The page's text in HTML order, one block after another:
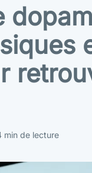
min de lecture